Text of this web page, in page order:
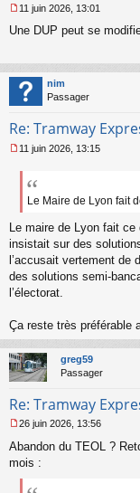
e
a
g
e
o
l
11 juin 2026, 13:01
Une DUP peut se
nim
Passager
Re: Tramway
e
a
g
e
o
n
l
11 juin 2026, 13:15
Le Maire de Lyon fait
Le maire de Lyon fait
insistait sur des
l’accusait vertement de
des solutions semi-
l’électorat.
Ça reste très préférable
greg59
Passager
Re: Tramway
e
s
26 juin 2026, 13:56
Abandon du TEOL ?
mois :